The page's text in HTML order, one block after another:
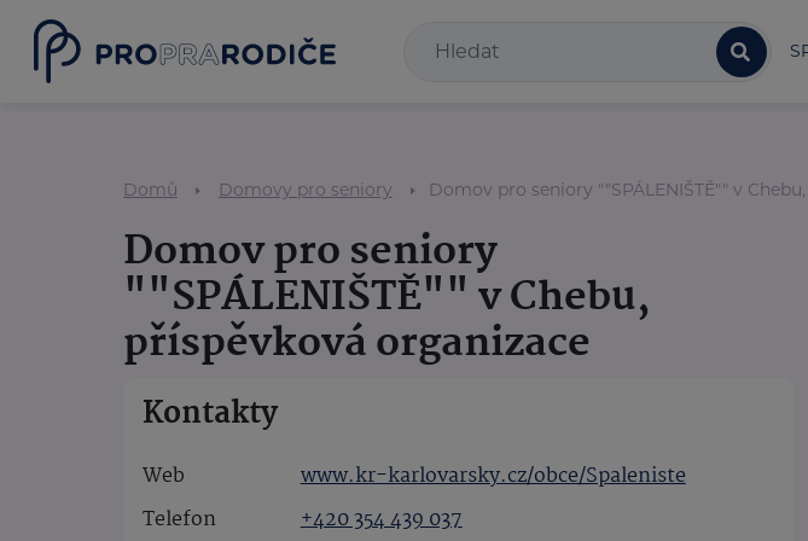
Domů Domovy pro seniory Domov pro seniory ""SPÁLENIŠTĚ"" v
Domov pro seniory
""SPÁLENIŠTĚ"" v Chebu,
příspěvková organizace
Kontakty
Web
www.kr-karlovarsky.cz/obce/Spaleniste
Telefon
+420 354 439 037